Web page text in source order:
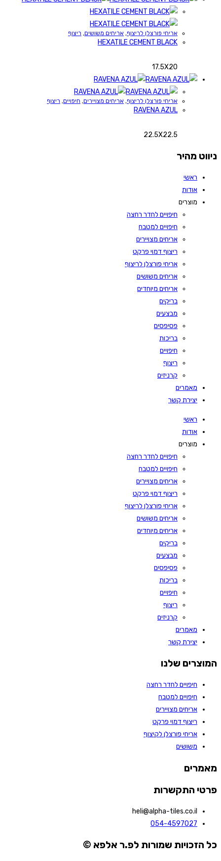
אריחי פורצלן לריצוף, אריחים משושים, ריצוף
HEXATILE CEMENT BLACK
17.5X20
אריחי פורצלן לריצוף, אריחים מצויירים, חיפויים, ריצוף
RAVENA AZUL
22.5X22.5
ניווט מהיר
ראשי
אודות
מוצרים
חיפויים לחדר רחצה
חיפויים למטבח
אריחים מצויירים
ריצוף דמוי פרקט
אריחי פורצלן לריצוף
אריחים משושים
אריחים מיוחדים
בריקים
מבצעים
פסיפסים
בריכות
חיפויים
ריצוף
קרניזים
מאמרים
יצירת קשר
ראשי
אודות
מוצרים
חיפויים לחדר רחצה
חיפויים למטבח
אריחים מצויירים
ריצוף דמוי פרקט
אריחי פורצלן לריצוף
אריחים משושים
אריחים מיוחדים
בריקים
מבצעים
פסיפסים
בריכות
חיפויים
ריצוף
קרניזים
מאמרים
יצירת קשר
המוצרים שלנו
חיפויים לחדר רחצה
חיפויים למטבח
אריחים מצויירים
ריצוף דמוי פרקט
אריחי פורצלן לקיצוף
משושים
מאמרים
פרטי התקשרות
heli@alpha-tiles.co.il
054-4597027
כל הזכויות שמורות לפ.ר אלפא ©